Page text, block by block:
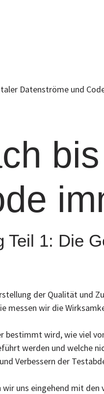
Teil 1: Die
der Qualität und
messen wir die
bestimmt wird, wie viel
werden und welche
Verbessern der
uns eingehend mit